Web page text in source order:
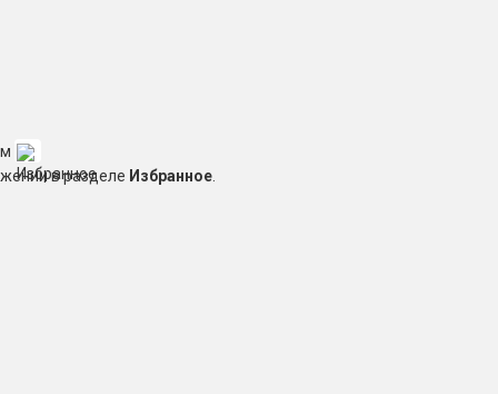
в разделе Избранное